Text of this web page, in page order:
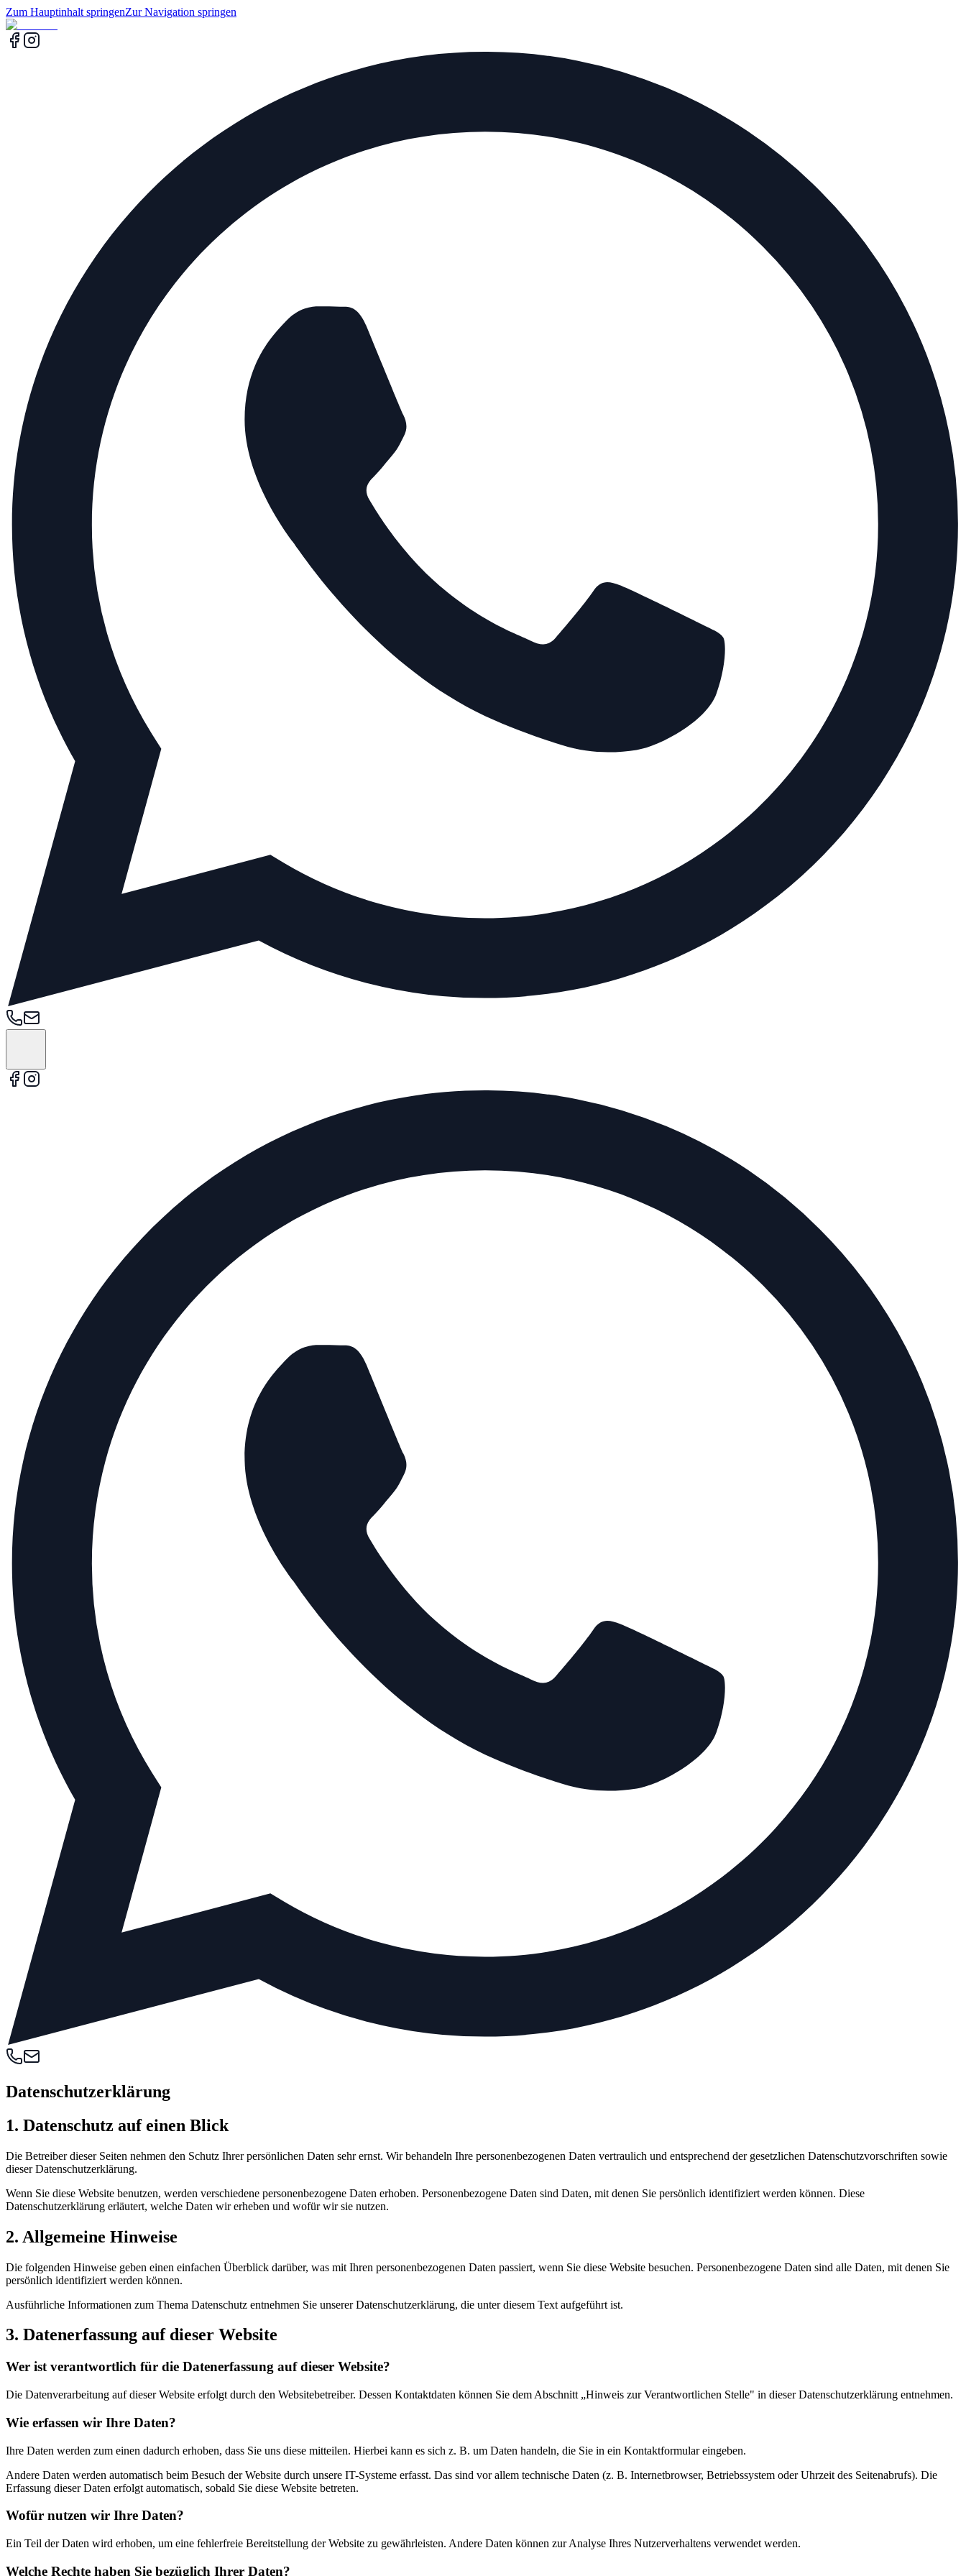
Zum Hauptinhalt springenZur Navigation springen
Datenschutzerklärung
1. Datenschutz auf einen Blick
Die Betreiber dieser Seiten nehmen den Schutz Ihrer persönlichen Daten sehr ernst. Wir behandeln Ihre personenbezogenen Daten vertraulich und entsprechend der gesetzlichen Datenschutzvorschriften sowie
dieser Datenschutzerklärung.
Wenn Sie diese Website benutzen, werden verschiedene personenbezogene Daten erhoben. Personenbezogene Daten sind Daten, mit denen Sie persönlich identifiziert werden können. Diese
Datenschutzerklärung erläutert, welche Daten wir erheben und wofür wir sie nutzen.
2. Allgemeine Hinweise
Die folgenden Hinweise geben einen einfachen Überblick darüber, was mit Ihren personenbezogenen Daten passiert, wenn Sie diese Website besuchen. Personenbezogene Daten sind alle Daten, mit denen Sie
persönlich identifiziert werden können.
Ausführliche Informationen zum Thema Datenschutz entnehmen Sie unserer Datenschutzerklärung, die unter diesem Text aufgeführt ist.
3. Datenerfassung auf dieser Website
Wer ist verantwortlich für die Datenerfassung auf dieser Website?
Die Datenverarbeitung auf dieser Website erfolgt durch den Websitebetreiber. Dessen Kontaktdaten können Sie dem Abschnitt „Hinweis zur Verantwortlichen Stelle" in dieser Datenschutzerklärung entnehmen.
Wie erfassen wir Ihre Daten?
Ihre Daten werden zum einen dadurch erhoben, dass Sie uns diese mitteilen. Hierbei kann es sich z. B. um Daten handeln, die Sie in ein Kontaktformular eingeben.
Andere Daten werden automatisch beim Besuch der Website durch unsere IT-Systeme erfasst. Das sind vor allem technische Daten (z. B. Internetbrowser, Betriebssystem oder Uhrzeit des Seitenabrufs). Die
Erfassung dieser Daten erfolgt automatisch, sobald Sie diese Website betreten.
Wofür nutzen wir Ihre Daten?
Ein Teil der Daten wird erhoben, um eine fehlerfreie Bereitstellung der Website zu gewährleisten. Andere Daten können zur Analyse Ihres Nutzerverhaltens verwendet werden.
Welche Rechte haben Sie bezüglich Ihrer Daten?